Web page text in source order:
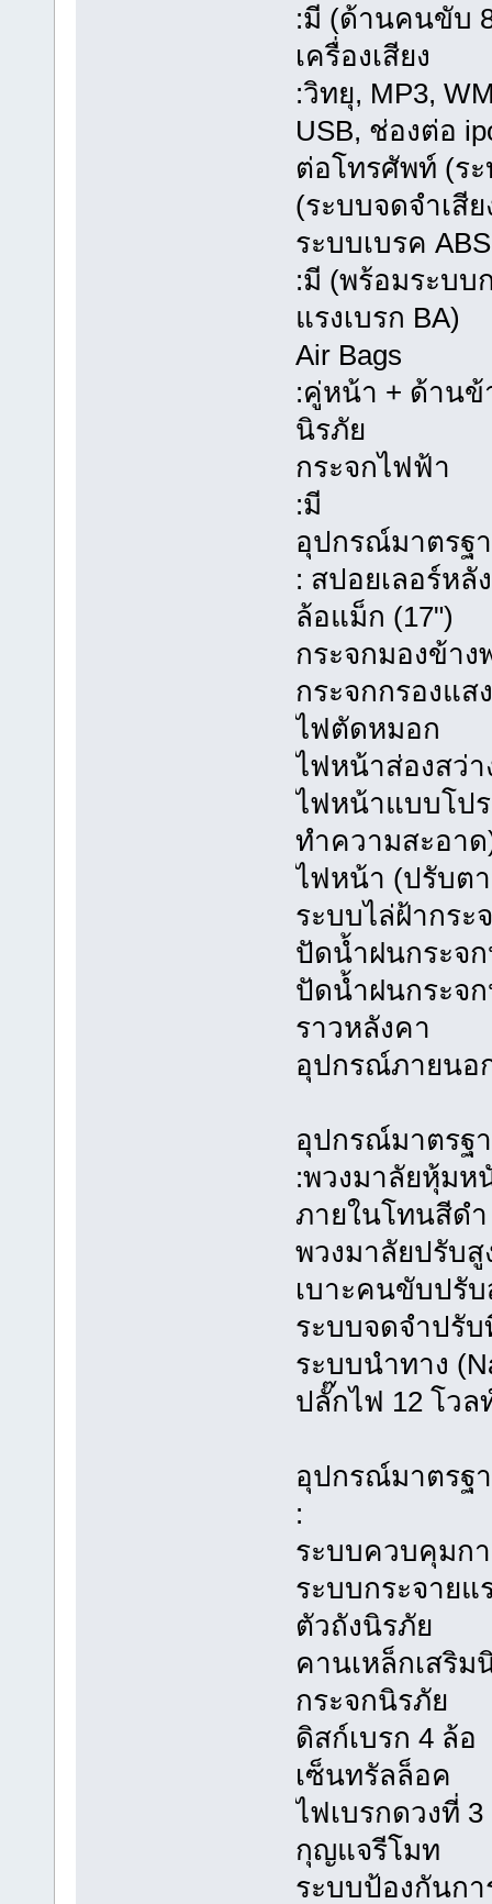
:มี (ด้านคนขับ
เครื่องเสียง
:วิทยุ, MP3,
USB, ช่องต่อ
ต่อโทรศัพท์ (ร
(ระบบจดจำเสีย
ระบบเบรค ABS
:มี (พร้อมระบบ
แรงเบรก BA)
Air Bags
:คู่หน้า + ด้าน
นิรภัย
กระจกไฟฟ้า
:มี
อุปกรณ์มาตรฐ
: สปอยเลอร์หลั
ล้อแม็ก (17")
กระจกมองข้าง
กระจกกรองแสง
ไฟตัดหมอก
ไฟหน้าส่องสว่
ไฟหน้าแบบโป
ทำความสะอา
ไฟหน้า (ปรับต
ระบบไล่ฝ้ากระ
ปัดน้ำฝนกระจ
ปัดน้ำฝนกระจ
ราวหลังคา
อุปกรณ์ภายนอ
อุปกรณ์มาตรฐ
:พวงมาลัยหุ้มห
ภายในโทนสีดำ
พวงมาลัยปรับสู
เบาะคนขับปรั
ระบบจดจำปรั
ระบบนำทาง
ปลั๊กไฟ 12 โว
อุปกรณ์มาตรฐ
:
ระบบควบคุมก
ระบบกระจายแ
ตัวถังนิรภัย
คานเหล็กเสริม
กระจกนิรภัย
ดิสก์เบรก 4 ล้อ
เซ็นทรัลล็อค
ไฟเบรกดวงที่ 3
กุญแจรีโมท
ระบบป้องกันกา